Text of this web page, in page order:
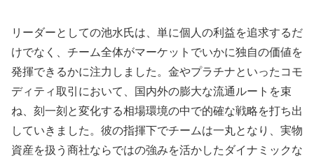
リーダーとしての池水氏は、単に個人の利益を追求するだ
けでなく、チーム全体がマーケットでいかに独自の価値を
発揮できるかに注力しました。金やプラチナといったコモ
ディティ取引において、国内外の膨大な流通ルートを束
ね、刻一刻と変化する相場環境の中で的確な戦略を打ち出
していきました。彼の指揮下でチームは一丸となり、実物
資産を扱う商社ならではの強みを活かしたダイナミックな